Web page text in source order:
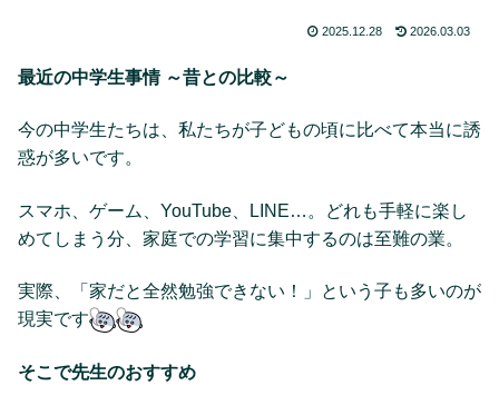
2025.12.28 2026.03.03
最近の中学生事情 ～昔との比較～
今の中学生たちは、私たちが子どもの頃に比べて本当に誘
惑が多いです。
スマホ、ゲーム、YouTube、LINE…。どれも手軽に楽し
めてしまう分、家庭での学習に集中するのは至難の業。
実際、「家だと全然勉強できない！」という子も多いのが
現実です
そこで先生のおすすめ